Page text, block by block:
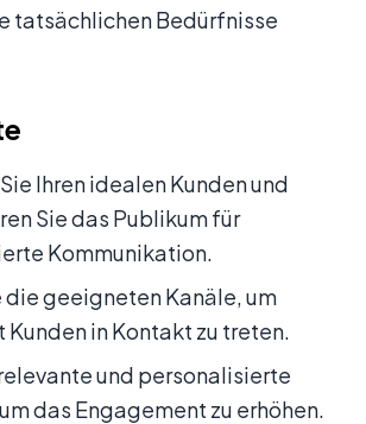
tatsächlichen Bedürfnisse
Ihren idealen Kunden und
Sie das Publikum für
Kommunikation.
die geeigneten Kanäle, um
in Kontakt zu treten.
und personalisierte
das Engagement zu erhöhen.